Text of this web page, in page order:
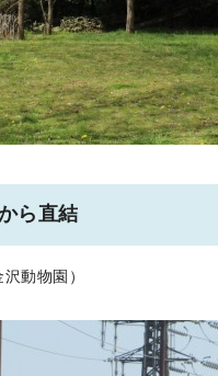
ら直結
動物園）